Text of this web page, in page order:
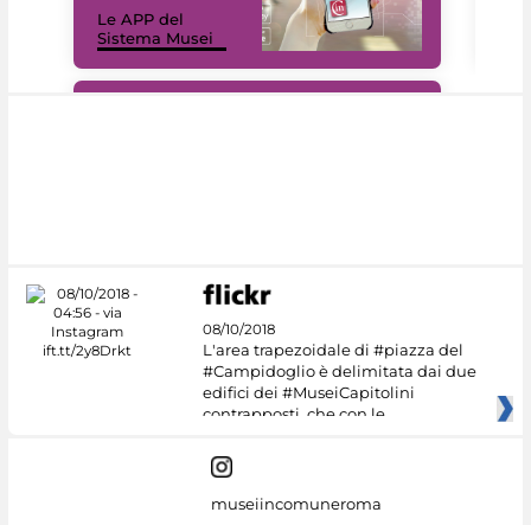
Le APP del
Sistema Musei
08/10/2018
L'area trapezoidale di #piazza del
#Campidoglio è delimitata dai due
edifici dei #MuseiCapitolini
contrapposti, che con le
museiincomuneroma